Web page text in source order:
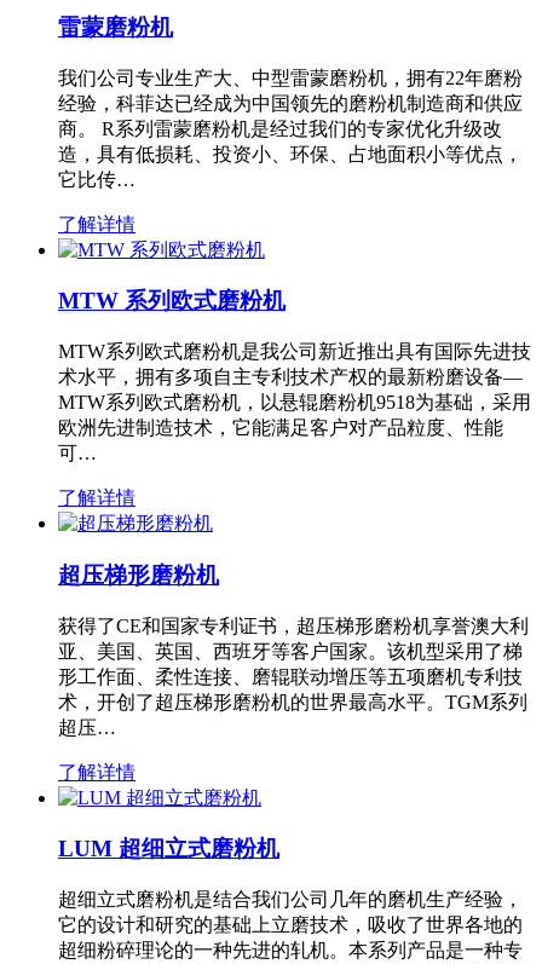
雷蒙磨粉机
我们公司专业生产大、中型雷蒙磨粉机，拥有22年磨粉
经验，科菲达已经成为中国领先的磨粉机制造商和供应
商。 R系列雷蒙磨粉机是经过我们的专家优化升级改
造，具有低损耗、投资小、环保、占地面积小等优点，
它比传…
了解详情
MTW 系列欧式磨粉机
MTW系列欧式磨粉机是我公司新近推出具有国际先进技
术水平，拥有多项自主专利技术产权的最新粉磨设备—
MTW系列欧式磨粉机，以悬辊磨粉机9518为基础，采用
欧洲先进制造技术，它能满足客户对产品粒度、性能
可…
了解详情
超压梯形磨粉机
获得了CE和国家专利证书，超压梯形磨粉机享誉澳大利
亚、美国、英国、西班牙等客户国家。该机型采用了梯
形工作面、柔性连接、磨辊联动增压等五项磨机专利技
术，开创了超压梯形磨粉机的世界最高水平。TGM系列
超压…
了解详情
LUM 超细立式磨粉机
超细立式磨粉机是结合我们公司几年的磨机生产经验，
它的设计和研究的基础上立磨技术，吸收了世界各地的
超细粉碎理论的一种先进的轧机。本系列产品是一种专